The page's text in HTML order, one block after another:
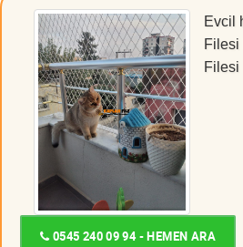
Evcil
Filesi
Filesi
0545 240 09 94 - HEMEN ARA